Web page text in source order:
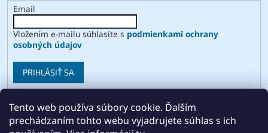
Tento web používa súbory cookie. Ďalším
prechádzaním tohto webu vyjadrujete súhlas s ich
Email
Vložením e-mailu súhlasíte s podmienkami ochrany
osobných údajov
PRIHLÁSIŤ SA
Vytvoril Shoptet